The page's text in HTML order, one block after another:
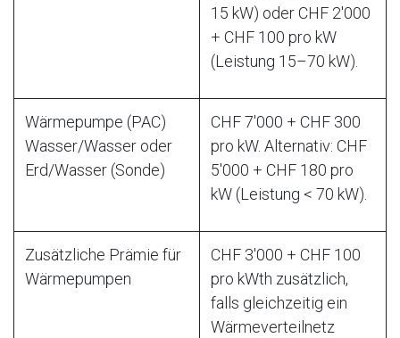
15 kW) oder CHF 2'000
+ CHF 100 pro kW
(Leistung 15–70 kW).
Wärmepumpe (PAC)
Wasser/Wasser oder
Erd/Wasser (Sonde)
CHF 7'000 + CHF 300
pro kW. Alternativ: CHF
5'000 + CHF 180 pro
kW (Leistung < 70 kW).
Zusätzliche Prämie für
Wärmepumpen
CHF 3'000 + CHF 100
pro kWth zusätzlich,
falls gleichzeitig ein
Wärmeverteilnetz